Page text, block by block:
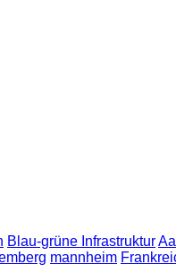
Blau-grüne Infrastruktur
mannheim